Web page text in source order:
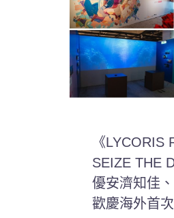
《LYCORIS
SEIZE THE
優安濟知佳
歡慶海外首